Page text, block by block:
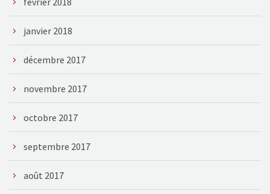
janvier 2018
décembre 2017
novembre 2017
octobre 2017
septembre 2017
août 2017